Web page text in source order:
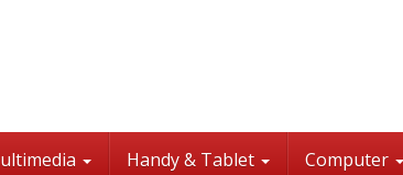
Handy & Tablet Computer